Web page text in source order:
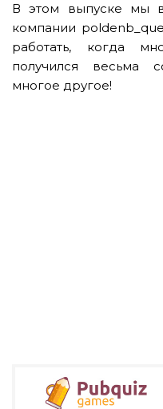
В этом выпуске мы
компании
работать, когда
получился весьма
многое другое!